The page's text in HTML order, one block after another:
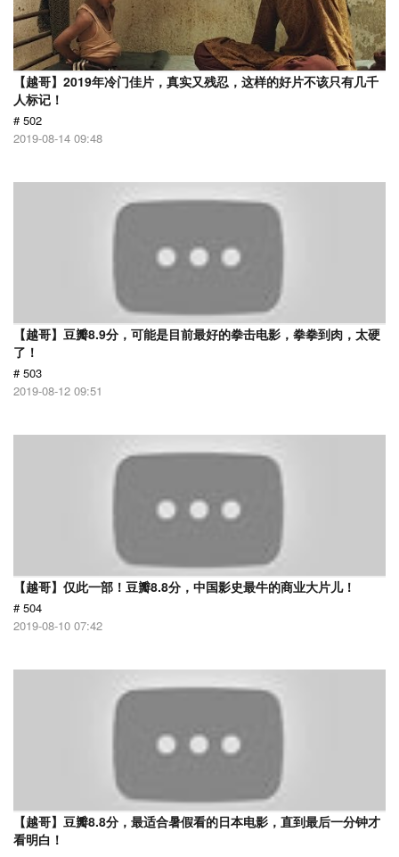
【越哥】2019年冷门佳片，真实又残忍，这样的好片不该只有几千
人标记！
# 502
2019-08-14 09:48
【越哥】豆瓣8.9分，可能是目前最好的拳击电影，拳拳到肉，太硬
了！
# 503
2019-08-12 09:51
【越哥】仅此一部！豆瓣8.8分，中国影史最牛的商业大片儿！
# 504
2019-08-10 07:42
【越哥】豆瓣8.8分，最适合暑假看的日本电影，直到最后一分钟才
看明白！